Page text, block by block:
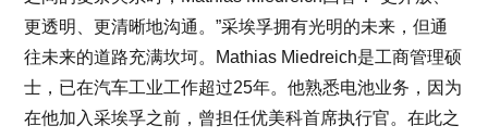
更透明、更清晰地沟通。”采埃孚拥有光明的未来，但通
往未来的道路充满坎坷。Mathias Miedreich是工商管理硕
士，已在汽车工业工作超过25年。他熟悉电池业务，因为
在他加入采埃孚之前，曾担任优美科首席执行官。在此之